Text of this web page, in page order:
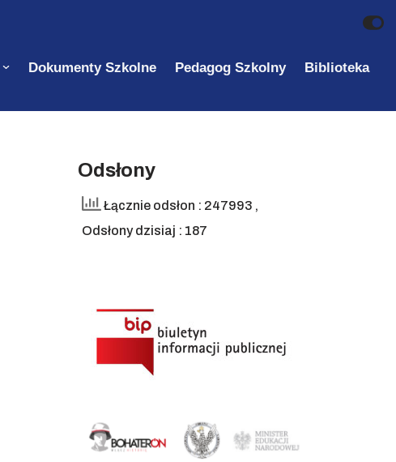
Dokumenty Szkolne Pedagog Szkolny
Biblioteka
Odsłony
Łącznie odsłon : 247993 ,
Odsłony dzisiaj : 187